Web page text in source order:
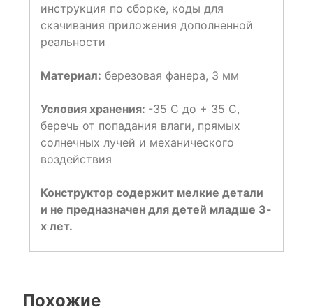
инструкция по сборке, коды для
скачивания приложения дополненной
реальности
Материал: березовая фанера, 3 мм
Условия хранения: -35 С до + 35 С,
беречь от попадания влаги, прямых
солнечных лучей и механического
воздействия
Конструктор содержит мелкие детали
и не предназначен для детей младше 3-
х лет.
Похожие